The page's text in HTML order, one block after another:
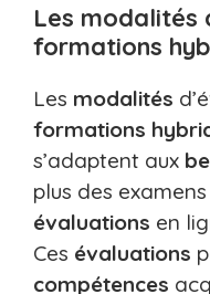
Les modalités
formations
Les modalités
formations
s’adaptent aux
plus des
évaluations en
Ces évaluations
compétences